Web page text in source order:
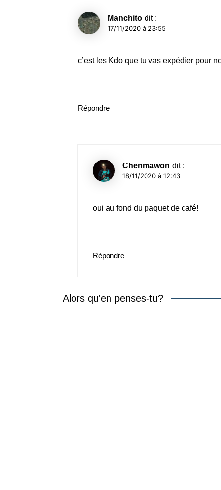
Manchito dit :
17/11/2020 à 23:55
c’est les Kdo que tu vas expédier pour
Répondre
Chenmawon dit :
18/11/2020 à 12:43
oui au fond du paquet de café!
Répondre
Alors qu'en penses-tu?